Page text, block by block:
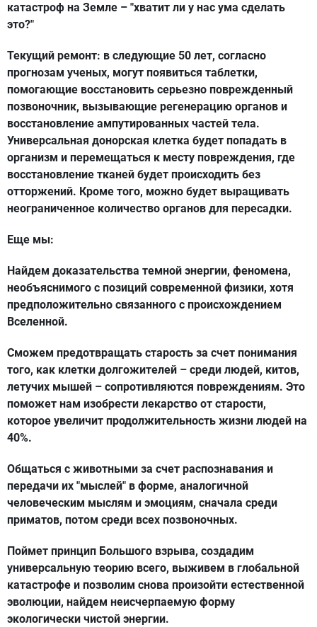
катастроф на Земле – "хватит ли у нас ума сделать
это?"
Текущий ремонт: в следующие 50 лет, согласно
прогнозам ученых, могут появиться таблетки,
помогающие восстановить серьезно поврежденный
позвоночник, вызывающие регенерацию органов и
восстановление ампутированных частей тела.
Универсальная донорская клетка будет попадать в
организм и перемещаться к месту повреждения, где
восстановление тканей будет происходить без
отторжений. Кроме того, можно будет выращивать
неограниченное количество органов для пересадки.
Еще мы:
Найдем доказательства темной энергии, феномена,
необъяснимого с позиций современной физики, хотя
предположительно связанного с происхождением
Вселенной.
Сможем предотвращать старость за счет понимания
того, как клетки долгожителей – среди людей, китов,
летучих мышей – сопротивляются повреждениям. Это
поможет нам изобрести лекарство от старости,
которое увеличит продолжительность жизни людей на
40%.
Общаться с животными за счет распознавания и
передачи их "мыслей" в форме, аналогичной
человеческим мыслям и эмоциям, сначала среди
приматов, потом среди всех позвоночных.
Поймет принцип Большого взрыва, создадим
универсальную теорию всего, выживем в глобальной
катастрофе и позволим снова произойти естественной
эволюции, найдем неисчерпаемую форму
экологически чистой энергии.